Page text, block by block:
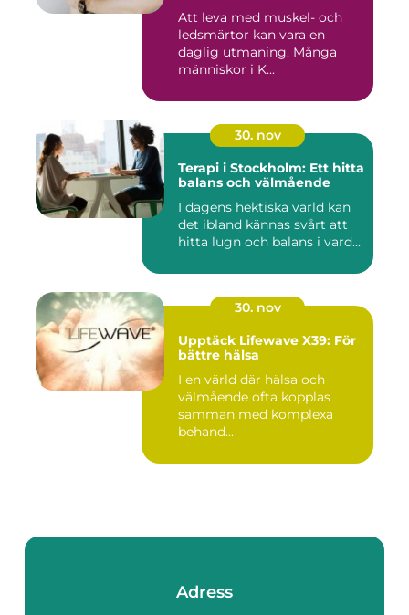
Att leva med muskel- och
ledsmärtor kan vara en
daglig utmaning. Många
människor i K...
30. nov
Terapi i Stockholm: Ett hitta
balans och välmående
I dagens hektiska värld kan
det ibland kännas svårt att
hitta lugn och balans i vard...
30. nov
Upptäck Lifewave X39: För
bättre hälsa
I en värld där hälsa och
välmående ofta kopplas
samman med komplexa
behand...
Adress